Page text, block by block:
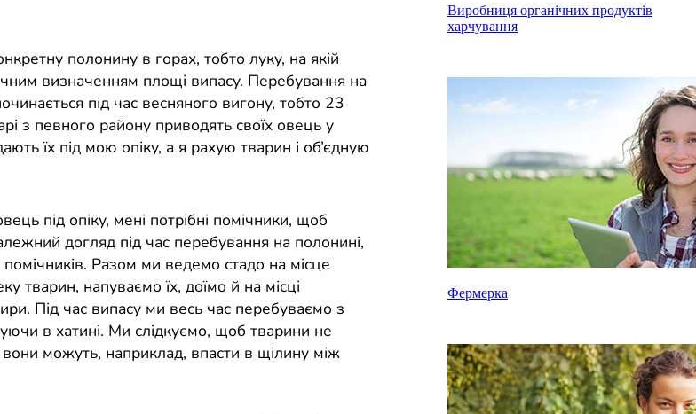
полонину в горах, тобто луку, на якій
визначенням площі випасу. Перебування на
під час весняного вигону, тобто 23
з певного району приводять своїх овець у
їх під мою опіку, а я рахую тварин і об’єдную
під опіку, мені потрібні помічники, щоб
догляд під час перебування на полонині,
Разом ми ведемо стадо на місце
тварин, напуваємо їх, доїмо й на місці
Під час випасу ми весь час перебуваємо з
в хатині. Ми слідкуємо, щоб тварини не
вони можуть, наприклад, впасти в щілину між
Виробниця органічних продуктів
харчування
Фермерка